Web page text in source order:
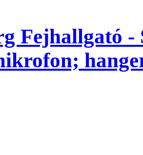
Fejhallgató -